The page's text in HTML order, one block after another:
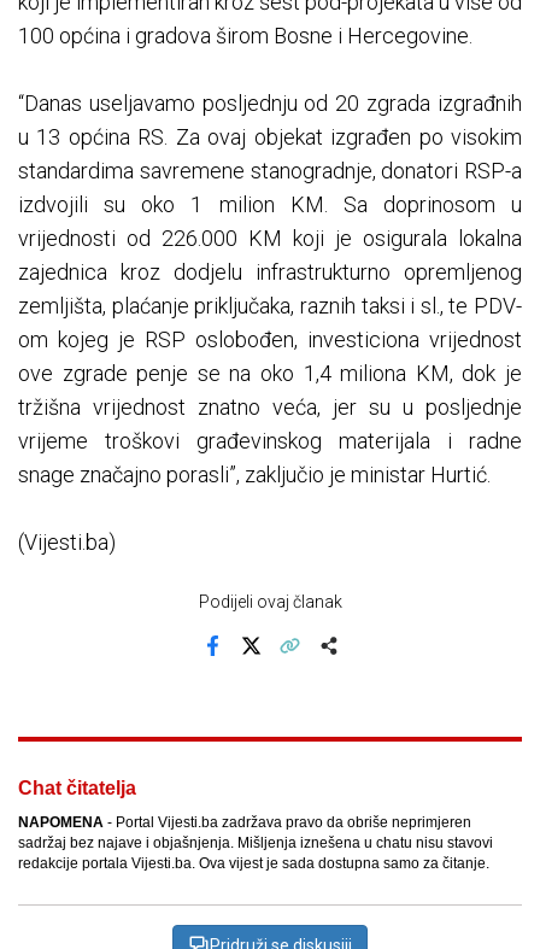
100 općina i gradova širom Bosne i Hercegovine.
“Danas useljavamo posljednju od 20 zgrada izgrađnih
u 13 općina RS. Za ovaj objekat izgrađen po visokim
standardima savremene stanogradnje, donatori RSP-a
izdvojili su oko 1 milion KM. Sa doprinosom u
vrijednosti od 226.000 KM koji je osigurala lokalna
zajednica kroz dodjelu infrastrukturno opremljenog
zemljišta, plaćanje priključaka, raznih taksi i sl., te PDV-
om kojeg je RSP oslobođen, investiciona vrijednost
ove zgrade penje se na oko 1,4 miliona KM, dok je
tržišna vrijednost znatno veća, jer su u posljednje
vrijeme troškovi građevinskog materijala i radne
snage značajno porasli”, zaključio je ministar Hurtić.
(Vijesti.ba)
Podijeli ovaj članak
Facebook
Chat čitatelja
NAPOMENA - Portal Vijesti.ba zadržava pravo da obriše neprimjeren
sadržaj bez najave i objašnjenja. Mišljenja iznešena u chatu nisu stavovi
redakcije portala Vijesti.ba. Ova vijest je sada dostupna samo za čitanje.